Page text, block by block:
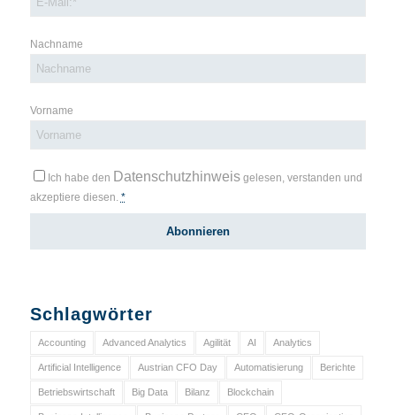
Nachname
Vorname
Ich habe den Datenschutzhinweisgelesen, verstanden und
akzeptiere diesen. *
Schlagwörter
Accounting Advanced Analytics Agilität AI Analytics
Artificial Intelligence Austrian CFO Day Automatisierung Berichte
Betriebswirtschaft Big Data Bilanz Blockchain